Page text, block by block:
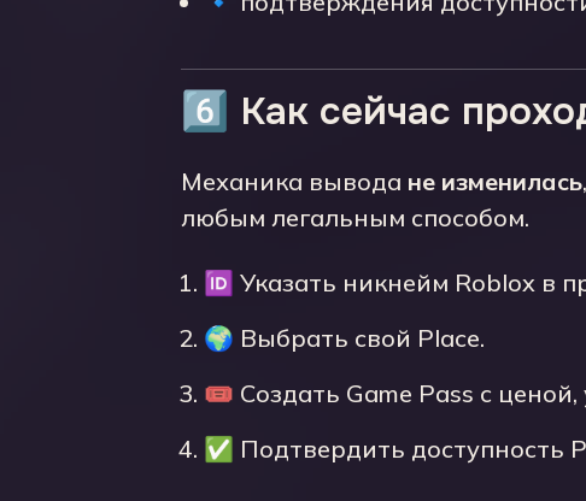
6️⃣ Как сейчас
Механика вывода не изменилась
любым легальным способом.
🆔 Указать никнейм Roblox в
🌍 Выбрать свой Place.
🎟️ Создать Game Pass с ценой,
✅ Подтвердить доступность